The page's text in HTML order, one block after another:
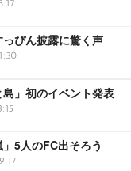
ぴん披露に驚く声
」初のイベント発表
」5人のFC出そろう